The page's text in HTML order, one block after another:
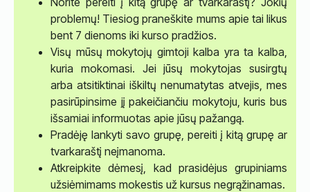
problemų! Tiesiog praneškite mums apie tai likus
bent 7 dienoms iki kurso pradžios.
Visų mūsų mokytojų gimtoji kalba yra ta kalba,
kuria mokomasi. Jei jūsų mokytojas susirgtų
arba atsitiktinai iškiltų nenumatytas atvejis, mes
pasirūpinsime jį pakeičiančiu mokytoju, kuris bus
išsamiai informuotas apie jūsų pažangą.
Pradėję lankyti savo grupę, pereiti į kitą grupę ar
tvarkaraštį neįmanoma.
Atkreipkite dėmesį, kad prasidėjus grupiniams
užsiėmimams mokestis už kursus negrąžinamas.